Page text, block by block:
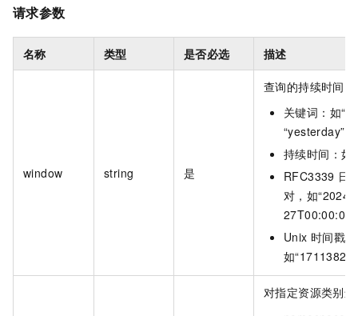
请求参数
名称 类型 是否必选 描述
window string 是
查询的持续时间
关键词：如
“yesterday”
持续时间：如
RFC3339 日
对，如
Unix 时间戳
如
对指定资源类别